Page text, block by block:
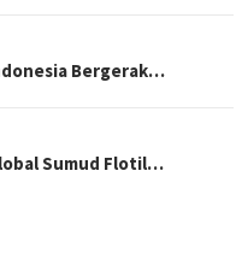
Bergerak…
Sumud Flotil…